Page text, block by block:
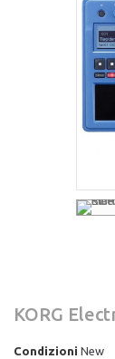
KORG
Condizioni New